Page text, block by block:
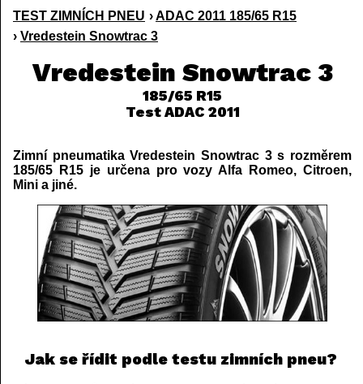
TEST ZIMNÍCH PNEU ›ADAC 2011 185/65 R15
› Vredestein Snowtrac 3
Vredestein Snowtrac 3
185/65 R15
Test ADAC 2011
Zimní pneumatika Vredestein Snowtrac 3 s rozměrem
185/65 R15 je určena pro vozy Alfa Romeo, Citroen,
Mini a jiné.
Jak se řídit podle testu zimních pneu?